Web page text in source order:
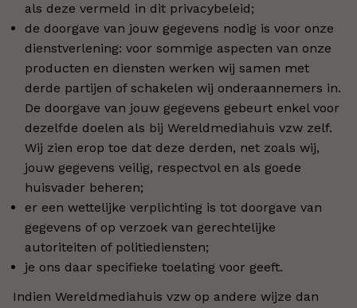
als deze vermeld in dit privacybeleid;
de doorgave van jouw gegevens nodig is voor onze
dienstverlening: voor sommige aspecten van onze
producten en diensten werken wij samen met
derde partijen of schakelen wij onderaannemers in.
De doorgave van jouw gegevens gebeurt enkel voor
dezelfde doelen als bij Wereldmediahuis vzw zelf.
Wij zien erop toe dat deze derden, net zoals wij,
jouw gegevens veilig, respectvol en als goede
huisvader beheren;
er een wettelijke verplichting is tot doorgave van
gegevens of op verzoek van gerechtelijke
autoriteiten of politiediensten;
je ons daar specifieke toelating voor geeft.
Indien Wereldmediahuis vzw op andere wijze dan